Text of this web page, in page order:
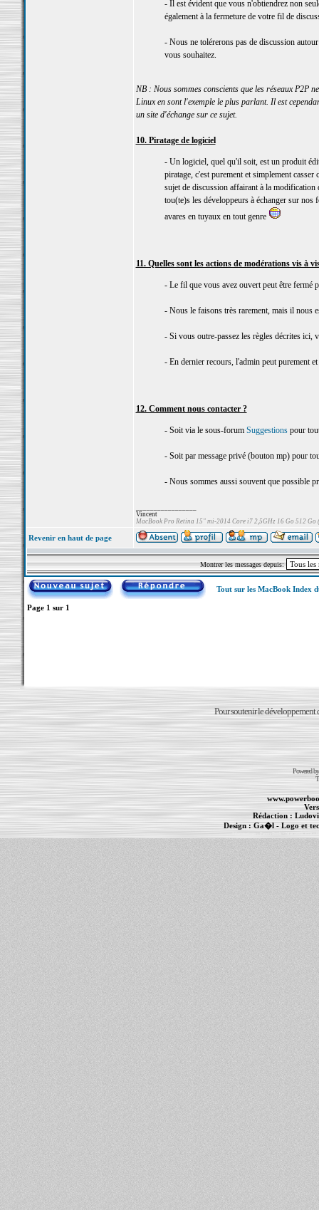
- Il est évident que vous n'obtiendrez non
également à la fermeture de votre fil de
- Nous ne tolérerons pas de discussion
vous souhaitez.
NB : Nous sommes conscients que les réseaux P2P
Linux en sont l'exemple le plus parlant. Il est
un site d'échange sur ce sujet.
10. Piratage de logiciel
- Un logiciel, quel qu'il soit, est un produit
piratage, c'est purement et simplement
sujet de discussion affairant à la
tou(te)s les développeurs à échanger sur
avares en tuyaux en tout genre
11. Quelles sont les actions de modérations vis à
- Le fil que vous avez ouvert peut être fermé
- Nous le faisons très rarement, mais il nous
- Si vous outre-passez les règles décrites ici,
- En dernier recours, l'admin peut purement
12. Comment nous contacter ?
- Soit via le sous-forum Suggestionspour
- Soit par message privé (bouton mp) pour
- Nous sommes aussi souvent que possible
Vincent
MacBook Pro Retina 15" mi-2014 Core i7 2,5GHz 16 Go 512 Go
Revenir en haut de page
Montrer les messages depuis:
Tout sur les MacBook Index
Page 1 sur 1
Pour soutenir le développement
Powered
Rédaction :
Design :Ga�l- Logo et